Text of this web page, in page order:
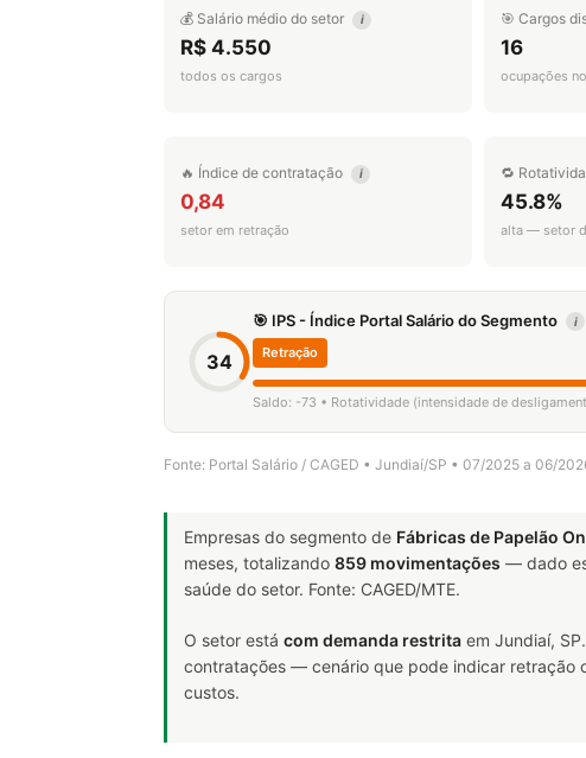
💰 Salário médio do setor i
R$ 4.550
todos os cargos
🎯 Cargos
16
ocupações
🔥 Índice de contratação i
0,84
setor em retração
🔁
45.8%
alta — setor
34
🎯 IPS - Índice Portal Salário do Segmento i
Retração
Saldo: -73 • Rotatividade (intensidade de
Fonte: Portal Salário / CAGED • Jundiaí/SP • 07/2025 a 06/
Empresas do segmento de Fábricas de Papelão
meses, totalizando 859 movimentações — dado
saúde do setor. Fonte: CAGED/MTE.
O setor está com demanda restrita em Jundiaí,
contratações — cenário que pode indicar retração
custos.